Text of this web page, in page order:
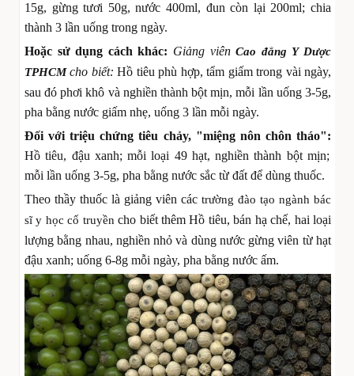
15g, gừng tươi 50g, nước 400ml, đun còn lại 200ml; chia
thành 3 lần uống trong ngày.
Hoặc sử dụng cách khác: Giảng viênCao đẳng Y Dược
TPHCMcho biết: Hồ tiêu phù hợp, tẩm giấm trong vài ngày,
sau đó phơi khô và nghiền thành bột mịn, mỗi lần uống 3-5g,
pha bằng nước giấm nhẹ, uống 3 lần mỗi ngày.
Đối với triệu chứng tiêu chảy, "miệng nôn chôn tháo":
Hồ tiêu, đậu xanh; mỗi loại 49 hạt, nghiền thành bột mịn;
mỗi lần uống 3-5g, pha bằng nước sắc từ đất để dùng thuốc.
Theo thầy thuốc là giảng viên các trường đào tạo ngành bác
sĩ y học cổ truyền cho biết thêm Hồ tiêu, bán hạ chế, hai loại
lượng bằng nhau, nghiền nhỏ và dùng nước gừng viên từ hạt
đậu xanh; uống 6-8g mỗi ngày, pha bằng nước ấm.